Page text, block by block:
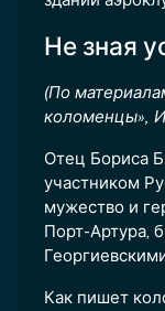
Не зная
(По
коломенцы»,
Отец Бориса
участником
мужество и
Порт-Артура,
Как пишет